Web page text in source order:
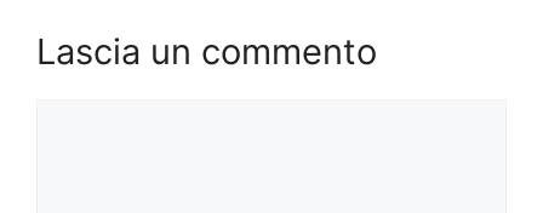
Lascia un commento